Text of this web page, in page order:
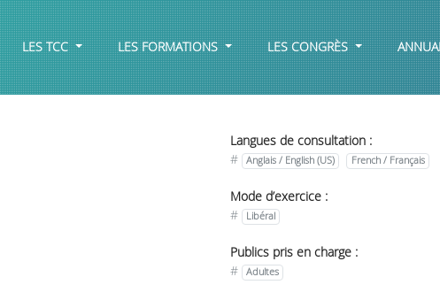
LES TCC LES FORMATIONS LES CONGRÈS
Langues de consultation :
#
Anglais / English (US) French / Français
Mode d’exercice :
#
Libéral
Publics pris en charge :
#
Adultes